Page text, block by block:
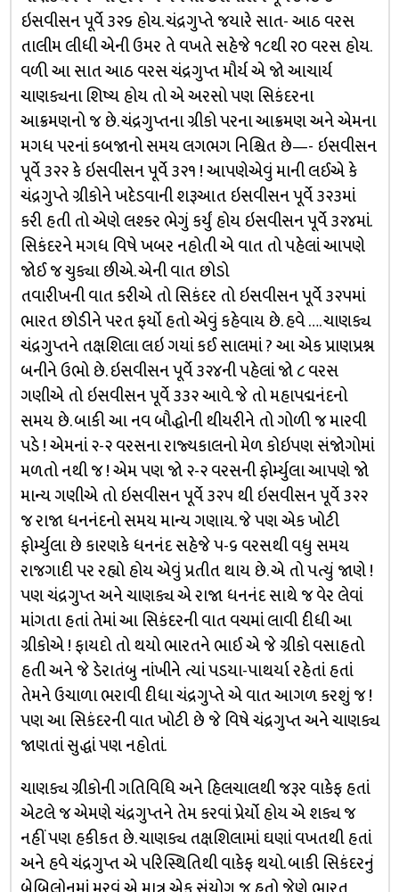
ઇસવીસન પૂર્વે ૩૨૬ હોય. ચંદ્રગુપ્તે જયારે સાત- આઠ વરસ
તાલીમ લીધી એની ઉમર તે વખતે સહેજે ૧૮થી ૨૦ વરસ હોય.
વળી આ સાત આઠ વરસ ચંદ્રગુપ્ત મૌર્ય એ જો આચાર્ય
ચાણક્યના શિષ્ય હોય તો એ અરસો પણ સિકંદરના
આક્રમણનો જ છે. ચંદ્રગુપ્તના ગ્રીકો પરના આક્રમણ અને એમના
મગધ પરનાં કબજાનો સમય લગભગ નિશ્ચિત છે—- ઇસવીસન
પૂર્વે ૩૨૨ કે ઇસવીસન પૂર્વે ૩૨૧ ! આપણેએવું માની લઈએ કે
ચંદ્રગુપ્તે ગ્રીકોને ખદેડવાની શરૂઆત ઇસવીસન પૂર્વે ૩૨૩માં
કરી હતી તો એણે લશ્કર ભેગું કર્યું હોય ઇસવીસન પૂર્વે ૩૨૪માં.
સિકંદરને મગધ વિષે ખબર નહોતી એ વાત તો પહેલાં આપણે
જોઈ જ ચુક્યા છીએ. એની વાત છોડો
તવારીખની વાત કરીએ તો સિકંદર તો ઇસવીસન પૂર્વે ૩૨૫માં
ભારત છોડીને પરત ફર્યો હતો એવું કહેવાય છે. હવે …. ચાણક્ય
ચંદ્રગુપ્તને તક્ષશિલા લઇ ગયાં કઈ સાલમાં ? આ એક પ્રાણપ્રશ્ન
બનીને ઉભો છે. ઇસવીસન પૂર્વે ૩૨૪ની પહેલાં જો ૮ વરસ
ગણીએ તો ઇસવીસન પૂર્વે ૩૩૨ આવે. જે તો મહાપદ્મનંદનો
સમય છે. બાકી આ નવ બૌદ્ધોની થીયરીને તો ગોળી જ મારવી
પડે ! એમનાં ૨-૨ વરસના રાજ્યકાલનો મેળ કોઇપણ સંજોગોમાં
મળતો નથી જ ! એમ પણ જો ૨-૨ વરસની ફોર્મ્યુલા આપણે જો
માન્ય ગણીએ તો ઇસવીસન પૂર્વે ૩૨૫ થી ઇસવીસન પૂર્વે ૩૨૨
જ રાજા ધનનંદનો સમય માન્ય ગણાય. જે પણ એક ખોટી
ફોર્મ્યુલા છે કારણકે ધનનંદ સહેજે ૫-૬ વરસથી વધુ સમય
રાજગાદી પર રહ્યો હોય એવું પ્રતીત થાય છે. એ તો પત્યું જાણે !
પણ ચંદ્રગુપ્ત અને ચાણક્ય એ રાજા ધનનંદ સાથે જ વેર લેવાં
માંગતા હતાં તેમાં આ સિકંદરની વાત વચમાં લાવી દીધી આ
ગ્રીકોએ ! ફાયદો તો થયો ભારતને ભાઈ એ જે ગ્રીકો વસાહતો
હતી અને જે ડેરાતંબુ નાંખીને ત્યાં પડયા-પાથર્યા રહેતાં હતાં
તેમને ઉચાળા ભરાવી દીધા ચંદ્રગુપ્તે એ વાત આગળ કરશું જ !
પણ આ સિકંદરની વાત ખોટી છે જે વિષે ચંદ્રગુપ્ત અને ચાણક્ય
જાણતાં સુદ્ધાં પણ નહોતાં.
ચાણક્ય ગ્રીકોની ગતિવિધિ અને હિલચાલથી જરૂર વાકેફ હતાં
એટલે જ એમણે ચંદ્રગુપ્તને તેમ કરવાં પ્રેર્યો હોય એ શક્ય જ
નહીં પણ હકીકત છે. ચાણક્ય તક્ષશિલામાં ઘણાં વખતથી હતાં
અને હવે ચંદ્રગુપ્ત એ પરિસ્થિતિથી વાકેફ થયો. બાકી સિકંદરનું